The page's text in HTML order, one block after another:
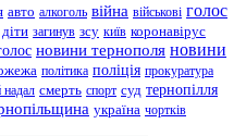
авто алкоголь війна військові голос
діти загинув зсу київ коронавірус
новини тернополя новини
політика поліція прокуратура
надал смерть спорт суд тернопілля
україна чортків